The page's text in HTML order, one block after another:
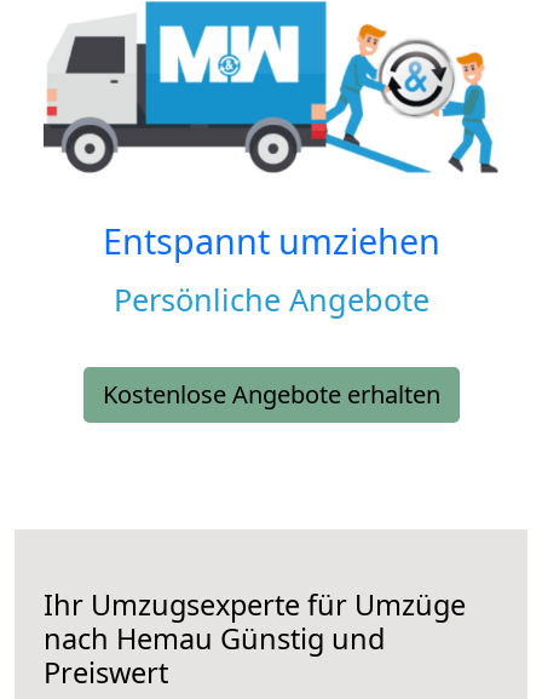
Entspannt umziehen
Persönliche Angebote
Kostenlose Angebote erhalten
Ihr Umzugsexperte für Umzüge
nach Hemau Günstig und
Preiswert